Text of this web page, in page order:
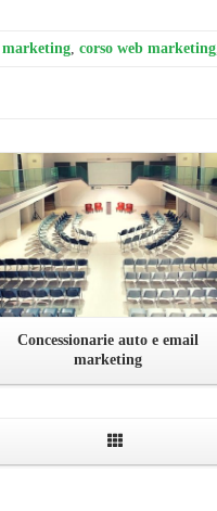
corso web marketing
Concessionarie auto e email
marketing